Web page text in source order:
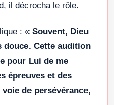
il décrocha le rôle.
: « Souvent, Dieu
douce. Cette audition
pour Lui de me
épreuves et des
de persévérance,